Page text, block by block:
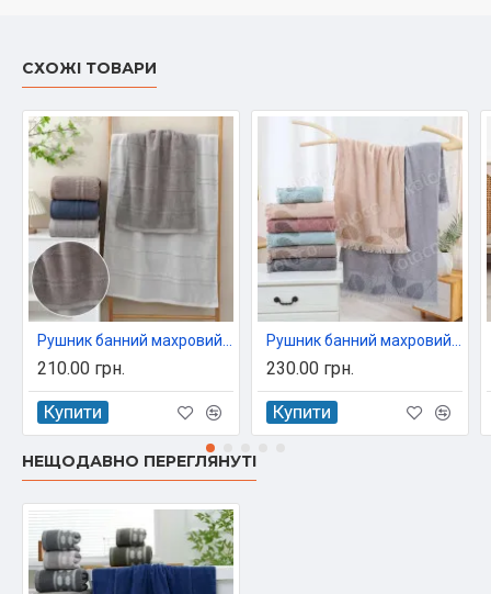
СХОЖІ ТОВАРИ
210.00 грн.
Купити
230.00 грн.
Купити
НЕЩОДАВНО ПЕРЕГЛЯНУТІ